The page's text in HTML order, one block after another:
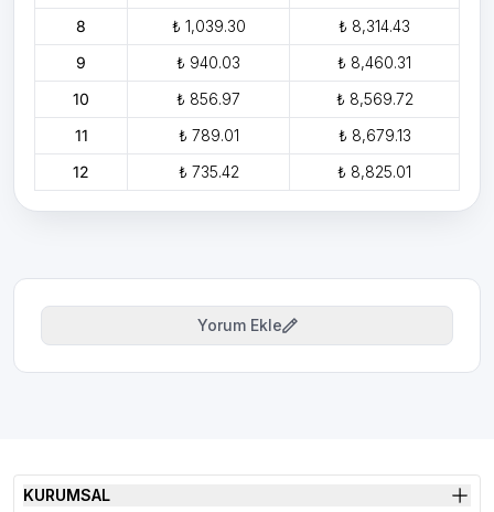
8
₺ 1,039.30
₺ 8,314.43
9
₺ 940.03
₺ 8,460.31
10
₺ 856.97
₺ 8,569.72
11
₺ 789.01
₺ 8,679.13
12
₺ 735.42 ₺ 8,825.01
Yorum Ekle
KURUMSAL